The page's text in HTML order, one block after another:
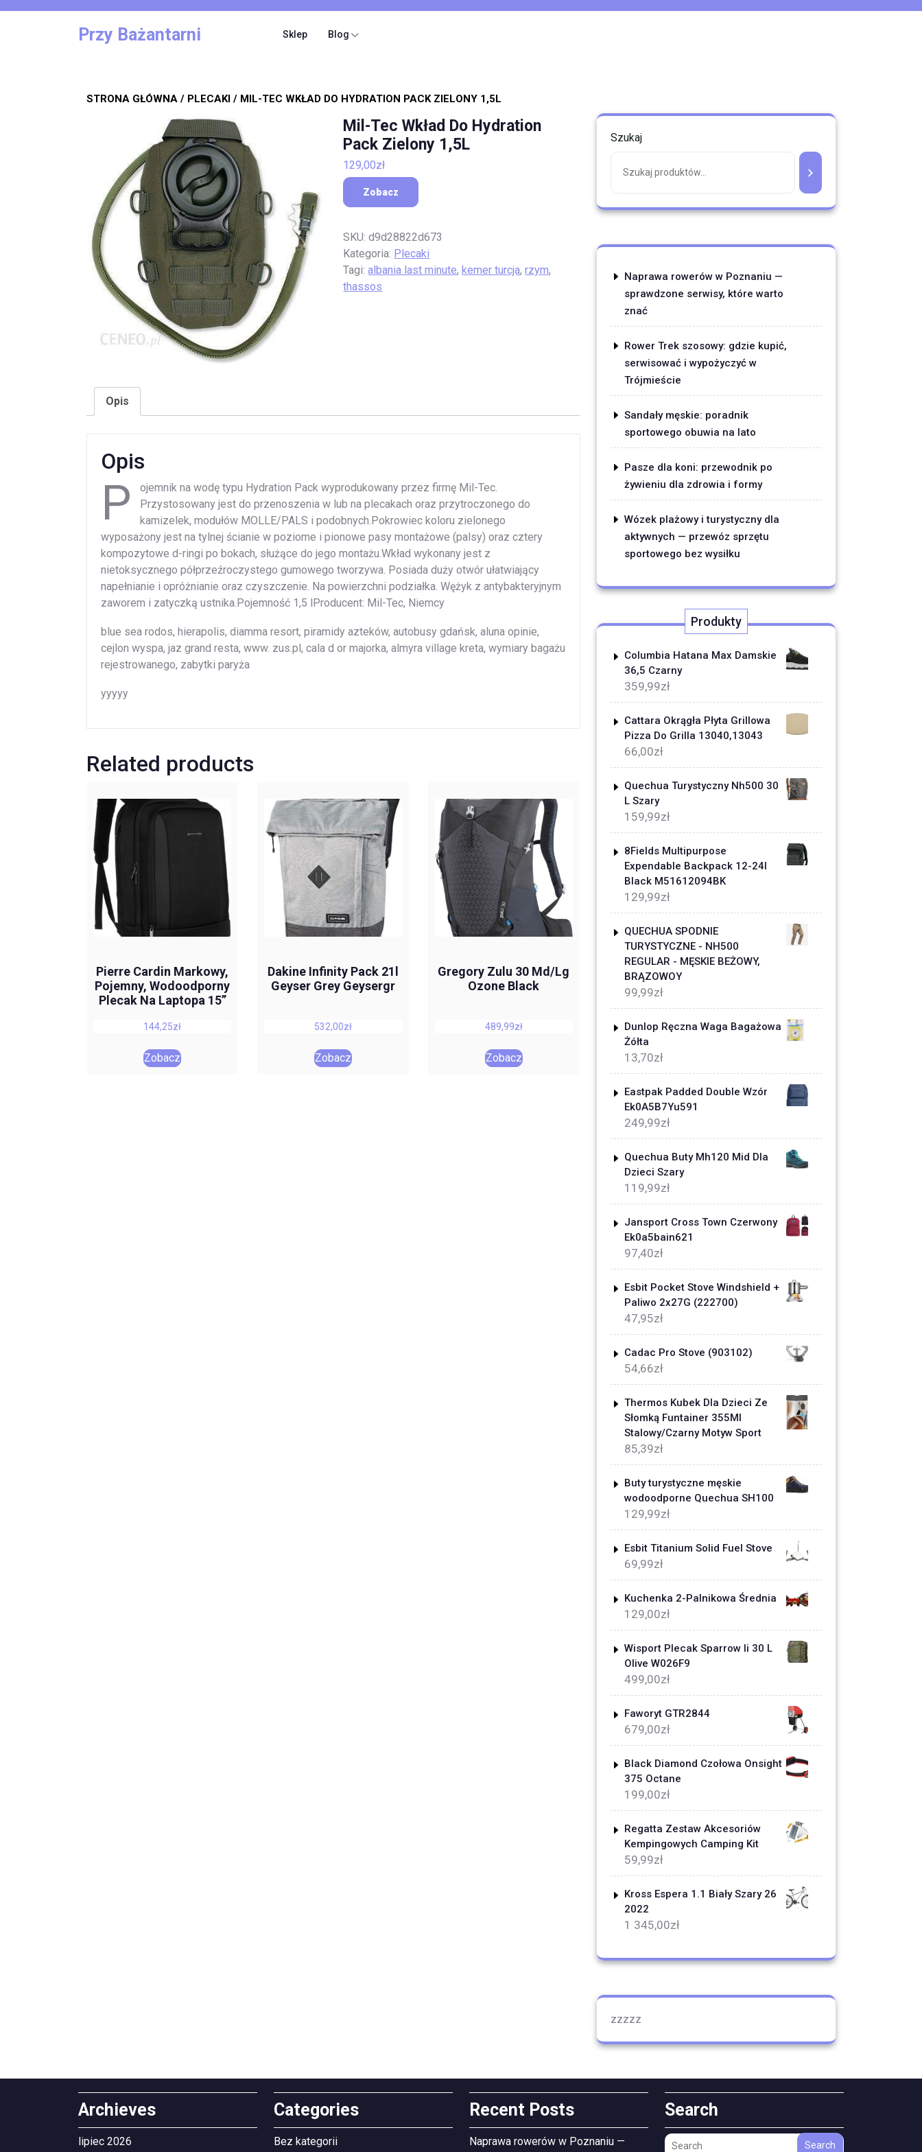
Przy Bażantarni Sklep Blog
STRONA GŁÓWNA / PLECAKI / MIL-TEC WKŁAD DO HYDRATION PACK ZIELONY 1,5L
Mil-Tec Wkład Do Hydration
Pack Zielony 1,5L
129,00zł
Zobacz
SKU:d9d28822d673
Kategoria: Plecaki
Tagi:albania last minute,kemer turcja,rzym,
thassos
Opis
Opis
P
ojemnik na wodę typu Hydration Pack wyprodukowany przez firmę Mil-Tec.
Przystosowany jest do przenoszenia w lub na plecakach oraz przytroczonego do
kamizelek, modułów MOLLE/PALS i podobnych.Pokrowiec koloru zielonego
wyposażony jest na tylnej ścianie w poziome i pionowe pasy montażowe (palsy) oraz cztery
kompozytowe d-ringi po bokach, służące do jego montażu.Wkład wykonany jest z
nietoksycznego półprzeźroczystego gumowego tworzywa. Posiada duży otwór ułatwiający
napełnianie i opróżnianie oraz czyszczenie. Na powierzchni podziałka. Wężyk z antybakteryjnym
zaworem i zatyczką ustnika.Pojemność 1,5 lProducent: Mil-Tec, Niemcy
blue sea rodos, hierapolis, diamma resort, piramidy azteków, autobusy gdańsk, aluna opinie,
cejlon wyspa, jaz grand resta, www. zus.pl, cala d or majorka, almyra village kreta, wymiary bagażu
rejestrowanego, zabytki paryża
yyyyy
Related products
Pierre Cardin Markowy,
Pojemny, Wodoodporny
Plecak Na Laptopa 15”
144,25zł
Zobacz
Dakine Infinity Pack 21l
Geyser Grey Geysergr
532,00zł
Zobacz
Gregory Zulu 30 Md/Lg
Ozone Black
489,99zł
Zobacz
Szukaj
Naprawa rowerów w Poznaniu —
sprawdzone serwisy, które warto
znać
Rower Trek szosowy: gdzie kupić,
serwisować i wypożyczyć w
Trójmieście
Sandały męskie: poradnik
sportowego obuwia na lato
Pasze dla koni: przewodnik po
żywieniu dla zdrowia i formy
Wózek plażowy i turystyczny dla
aktywnych — przewóz sprzętu
sportowego bez wysiłku
Produkty
Columbia Hatana Max Damskie
36,5 Czarny
359,99zł
Cattara Okrągła Płyta Grillowa
Pizza Do Grilla 13040,13043
66,00zł
Quechua Turystyczny Nh500 30
L Szary
159,99zł
8Fields Multipurpose
Expendable Backpack 12-24l
Black M51612094BK
129,99zł
QUECHUA SPODNIE
TURYSTYCZNE - NH500
REGULAR - MĘSKIE BEŻOWY,
BRĄZOWOY
99,99zł
Dunlop Ręczna Waga Bagażowa
Żółta
13,70zł
Eastpak Padded Double Wzór
Ek0A5B7Yu591
249,99zł
Quechua Buty Mh120 Mid Dla
Dzieci Szary
119,99zł
Jansport Cross Town Czerwony
Ek0a5bain621
97,40zł
Esbit Pocket Stove Windshield +
Paliwo 2x27G (222700)
47,95zł
Cadac Pro Stove (903102)
54,66zł
Thermos Kubek Dla Dzieci Ze
Słomką Funtainer 355Ml
Stalowy/Czarny Motyw Sport
85,39zł
Buty turystyczne męskie
wodoodporne Quechua SH100
129,99zł
Esbit Titanium Solid Fuel Stove
69,99zł
Kuchenka 2-Palnikowa Średnia
129,00zł
Wisport Plecak Sparrow Ii 30 L
Olive W026F9
499,00zł
Faworyt GTR2844
679,00zł
Black Diamond Czołowa Onsight
375 Octane
199,00zł
Regatta Zestaw Akcesoriów
Kempingowych Camping Kit
59,99zł
Kross Espera 1.1 Biały Szary 26
2022
1 345,00zł
zzzzz
Archieves
lipiec 2026
Categories
Bez kategorii
Recent Posts
Naprawa rowerów w Poznaniu —
Search
Search